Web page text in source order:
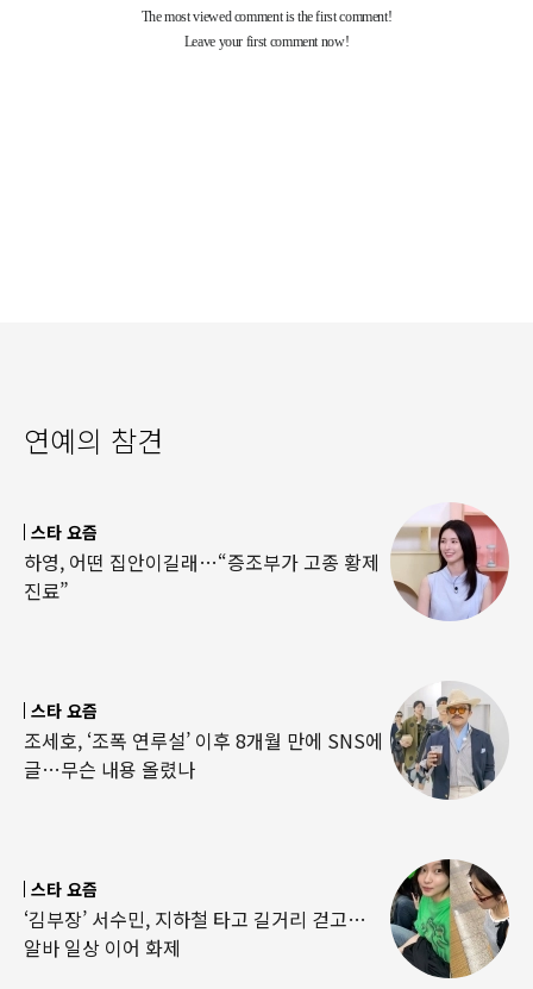
연예의 참견
스타 요즘
하영, 어떤 집안이길래…“증조부가 고종 황제
진료”
스타 요즘
조세호, ‘조폭 연루설’ 이후 8개월 만에 SNS에
글…무슨 내용 올렸나
스타 요즘
‘김부장’ 서수민, 지하철 타고 길거리 걷고…
알바 일상 이어 화제